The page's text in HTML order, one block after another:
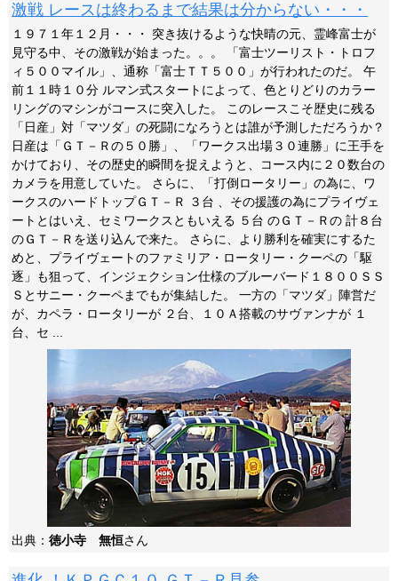
激戦 レースは終わるまで結果は分からない・・・
１９７１年１２月・・・ 突き抜けるような快晴の元、霊峰富士が
見守る中、その激戦が始まった。。。 「富士ツーリスト・トロフ
ィ５００マイル」、通称「富士ＴＴ５００」が行われたのだ。 午
前１１時１０分 ルマン式スタートによって、色とりどりのカラー
リングのマシンがコースに突入した。 このレースこそ歴史に残る
「日産」対「マツダ」の死闘になろうとは誰が予測しただろうか？
日産は「ＧＴ－Ｒの５０勝」、「ワークス出場３０連勝」に王手を
かけており、その歴史的瞬間を捉えようと、コース内に２０数台の
カメラを用意していた。 さらに、「打倒ロータリー」の為に、ワ
ークスのハードトップＧＴ－Ｒ ３台 、その援護の為にプライヴェ
ートとはいえ、セミワークスともいえる ５台 のＧＴ－Ｒの 計８台
のＧＴ－Ｒを送り込んで来た。 さらに、より勝利を確実にするた
めと、プライヴェートのファミリア・ロータリー・クーペの「駆
逐」も狙って、インジェクション仕様のブルーバード１８００ＳＳ
Ｓとサニー・クーペまでもが集結した。 一方の「マツダ」陣営だ
が、カペラ・ロータリーが ２台、１０Ａ搭載のサヴァンナが １
台、セ ...
出典： 徳小寺 無恒さん